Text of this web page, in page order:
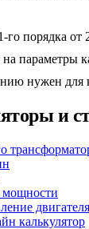
го порядка от
на параметры
нужен для
и
мощности
калькулятор